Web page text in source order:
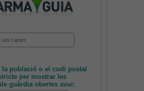
població o el codi postal
per mostrar les
guàrdia obertes avui: